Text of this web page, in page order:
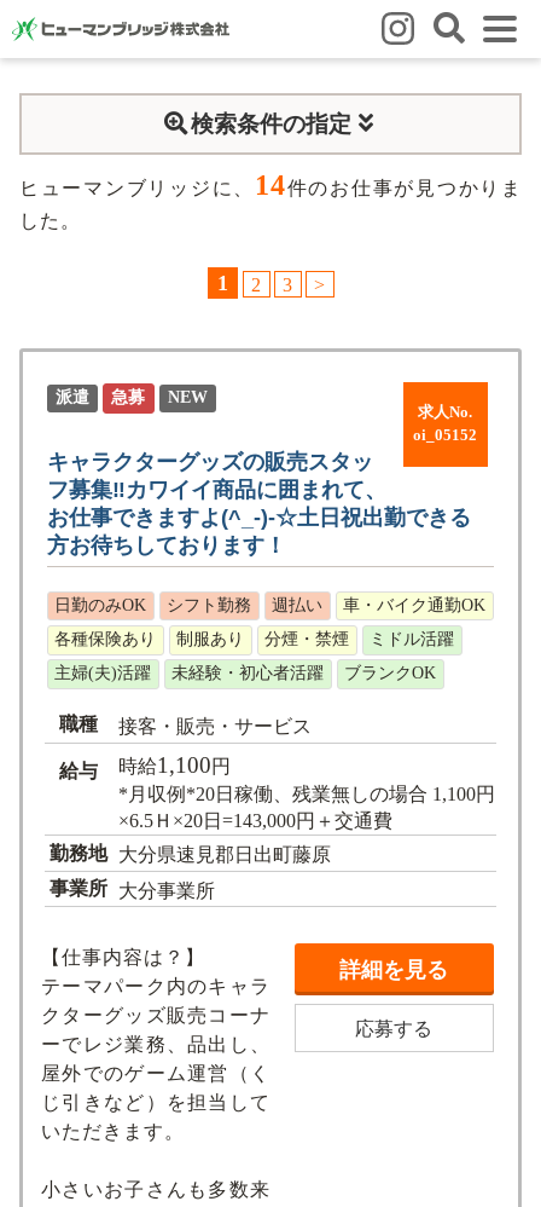
はじめての方
3つの強み いろいろな働き方
就業までの流れ HBのイイネ！
お悩み相談窓口
会社概要
ブログ
求人検索
検索条件の指定
ヒューマンブリッジに、 14件のお仕事が見つかりま
した。
1 2 3 >
求人No.
oi_05152
派遣 急募 NEW
キャラクターグッズの販売スタッ
フ募集‼カワイイ商品に囲まれて、
お仕事できますよ(^_-)-☆土日祝出勤できる
方お待ちしております！
日勤のみOK シフト勤務 週払い
車・バイク通勤OK
各種保険あり
制服あり 分煙・禁煙
ミドル活躍
主婦(夫)活躍
未経験・初心者活躍 ブランクOK
職種 接客・販売・サービス
給与 時給1,100円
*月収例*20日稼働、残業無しの場合 1,100円
×6.5Ｈ×20日=143,000円＋交通費
勤務地 大分県速見郡日出町藤原
事業所 大分事業所
【仕事内容は？】
テーマパーク内のキャラ
クターグッズ販売コーナ
ーでレジ業務、品出し、
屋外でのゲーム運営（く
じ引きなど）を担当して
いただきます。
小さいお子さんも多数来
詳細を見る
応募する